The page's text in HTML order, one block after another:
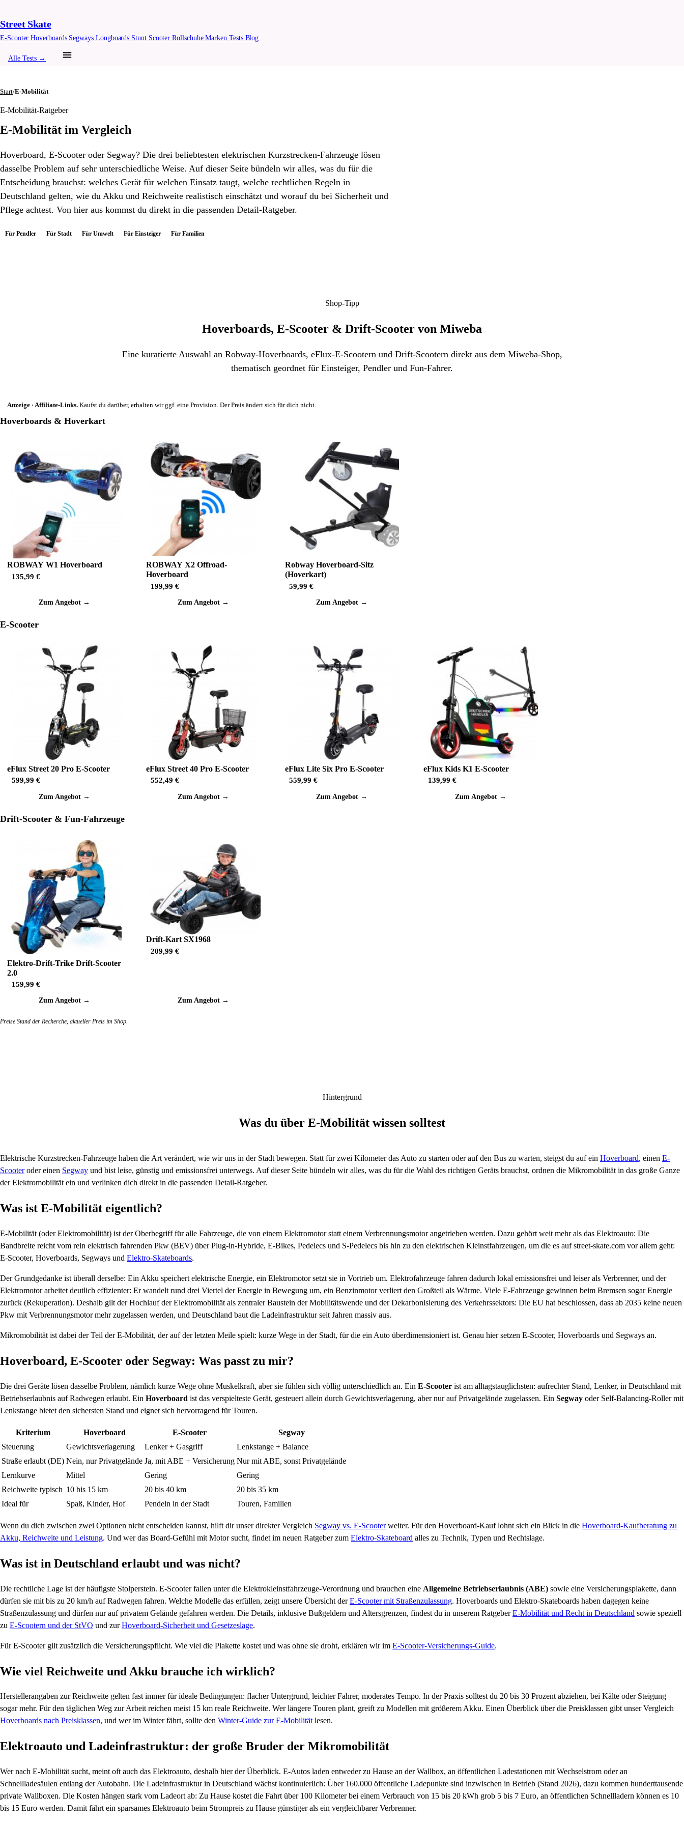
Street Skate
E-ScooterHoverboards Segways Longboards Stunt ScooterRollschuheMarken Tests Blog
Alle Tests →
Start/E-Mobilität
E-Mobilität-Ratgeber
E-Mobilität im Vergleich
Hoverboard, E-Scooter oder Segway? Die drei beliebtesten elektrischen Kurzstrecken-Fahrzeuge lösen
dasselbe Problem auf sehr unterschiedliche Weise. Auf dieser Seite bündeln wir alles, was du für die
Entscheidung brauchst: welches Gerät für welchen Einsatz taugt, welche rechtlichen Regeln in
Deutschland gelten, wie du Akku und Reichweite realistisch einschätzt und worauf du bei Sicherheit und
Pflege achtest. Von hier aus kommst du direkt in die passenden Detail-Ratgeber.
Für Pendler Für Stadt Für Umwelt Für Einsteiger Für Familien
Shop-Tipp
Hoverboards, E-Scooter & Drift-Scooter von Miweba
Eine kuratierte Auswahl an Robway-Hoverboards, eFlux-E-Scootern und Drift-Scootern direkt aus dem Miweba-Shop,
thematisch geordnet für Einsteiger, Pendler und Fun-Fahrer.
Anzeige · Affiliate-Links. Kaufst du darüber, erhalten wir ggf. eine Provision. Der Preis ändert sich für dich nicht.
Hoverboards & Hoverkart
ROBWAY W1 Hoverboard
135,99 €
Zum Angebot →
ROBWAY X2 Offroad-
Hoverboard
199,99 €
Zum Angebot →
Robway Hoverboard-Sitz
(Hoverkart)
59,99 €
Zum Angebot →
E-Scooter
eFlux Street 20 Pro E-Scooter
599,99 €
Zum Angebot →
eFlux Street 40 Pro E-Scooter
552,49 €
Zum Angebot →
eFlux Lite Six Pro E-Scooter
559,99 €
Zum Angebot →
eFlux Kids K1 E-Scooter
139,99 €
Zum Angebot →
Drift-Scooter & Fun-Fahrzeuge
Elektro-Drift-Trike Drift-Scooter
2.0
159,99 €
Zum Angebot →
Drift-Kart SX1968
209,99 €
Zum Angebot →
Preise Stand der Recherche, aktueller Preis im Shop.
Hintergrund
Was du über E-Mobilität wissen solltest
Elektrische Kurzstrecken-Fahrzeuge haben die Art verändert, wie wir uns in der Stadt bewegen. Statt für zwei Kilometer das Auto zu starten oder auf den Bus zu warten, steigst du auf ein Hoverboard, einen E-
Scooteroder einen Segway und bist leise, günstig und emissionsfrei unterwegs. Auf dieser Seite bündeln wir alles, was du für die Wahl des richtigen Geräts brauchst, ordnen die Mikromobilität in das große Ganze
der Elektromobilität ein und verlinken dich direkt in die passenden Detail-Ratgeber.
Was ist E-Mobilität eigentlich?
E-Mobilität (oder Elektromobilität) ist der Oberbegriff für alle Fahrzeuge, die von einem Elektromotor statt einem Verbrennungsmotor angetrieben werden. Dazu gehört weit mehr als das Elektroauto: Die
Bandbreite reicht vom rein elektrisch fahrenden Pkw (BEV) über Plug-in-Hybride, E-Bikes, Pedelecs und S-Pedelecs bis hin zu den elektrischen Kleinstfahrzeugen, um die es auf street-skate.com vor allem geht:
E-Scooter, Hoverboards, Segways und Elektro-Skateboards.
Der Grundgedanke ist überall derselbe: Ein Akku speichert elektrische Energie, ein Elektromotor setzt sie in Vortrieb um. Elektrofahrzeuge fahren dadurch lokal emissionsfrei und leiser als Verbrenner, und der
Elektromotor arbeitet deutlich effizienter: Er wandelt rund drei Viertel der Energie in Bewegung um, ein Benzinmotor verliert den Großteil als Wärme. Viele E-Fahrzeuge gewinnen beim Bremsen sogar Energie
zurück (Rekuperation). Deshalb gilt der Hochlauf der Elektromobilität als zentraler Baustein der Mobilitätswende und der Dekarbonisierung des Verkehrssektors: Die EU hat beschlossen, dass ab 2035 keine neuen
Pkw mit Verbrennungsmotor mehr zugelassen werden, und Deutschland baut die Ladeinfrastruktur seit Jahren massiv aus.
Mikromobilität ist dabei der Teil der E-Mobilität, der auf der letzten Meile spielt: kurze Wege in der Stadt, für die ein Auto überdimensioniert ist. Genau hier setzen E-Scooter, Hoverboards und Segways an.
Hoverboard, E-Scooter oder Segway: Was passt zu mir?
Die drei Geräte lösen dasselbe Problem, nämlich kurze Wege ohne Muskelkraft, aber sie fühlen sich völlig unterschiedlich an. Ein E-Scooter ist am alltagstauglichsten: aufrechter Stand, Lenker, in Deutschland mit
Betriebserlaubnis auf Radwegen erlaubt. Ein Hoverboard ist das verspielteste Gerät, gesteuert allein durch Gewichtsverlagerung, aber nur auf Privatgelände zugelassen. Ein Segway oder Self-Balancing-Roller mit
Lenkstange bietet den sichersten Stand und eignet sich hervorragend für Touren.
Kriterium Hoverboard E-Scooter
Segway
Steuerung
Gewichtsverlagerung Lenker + Gasgriff
Lenkstange + Balance
Straße erlaubt (DE) Nein, nur Privatgelände Ja, mit ABE + Versicherung Nur mit ABE, sonst Privatgelände
Lernkurve
Mittel Gering
Gering
Reichweite typisch 10 bis 15 km 20 bis 40 km
20 bis 35 km
Ideal für
Spaß, Kinder, Hof Pendeln in der Stadt Touren, Familien
Wenn du dich zwischen zwei Optionen nicht entscheiden kannst, hilft dir unser direkter Vergleich Segway vs. E-Scooterweiter. Für den Hoverboard-Kauf lohnt sich ein Blick in die Hoverboard-Kaufberatung zu
Akku, Reichweite und Leistung. Und wer das Board-Gefühl mit Motor sucht, findet im neuen Ratgeber zum Elektro-Skateboard alles zu Technik, Typen und Rechtslage.
Was ist in Deutschland erlaubt und was nicht?
Die rechtliche Lage ist der häufigste Stolperstein. E-Scooter fallen unter die Elektrokleinstfahrzeuge-Verordnung und brauchen eine Allgemeine Betriebserlaubnis (ABE) sowie eine Versicherungsplakette, dann
dürfen sie mit bis zu 20 km/h auf Radwegen fahren. Welche Modelle das erfüllen, zeigt unsere Übersicht derE-Scooter mit Straßenzulassung. Hoverboards und Elektro-Skateboards haben dagegen keine
Straßenzulassung und dürfen nur auf privatem Gelände gefahren werden. Die Details, inklusive Bußgeldern und Altersgrenzen, findest du in unserem RatgeberE-Mobilität und Recht in Deutschland sowie speziell
zu E-Scootern und der StVO und zurHoverboard-Sicherheit und Gesetzeslage.
Für E-Scooter gilt zusätzlich die Versicherungspflicht. Wie viel die Plakette kostet und was ohne sie droht, erklären wir im E-Scooter-Versicherungs-Guide.
Wie viel Reichweite und Akku brauche ich wirklich?
Herstellerangaben zur Reichweite gelten fast immer für ideale Bedingungen: flacher Untergrund, leichter Fahrer, moderates Tempo. In der Praxis solltest du 20 bis 30 Prozent abziehen, bei Kälte oder Steigung
sogar mehr. Für den täglichen Weg zur Arbeit reichen meist 15 km reale Reichweite. Wer längere Touren plant, greift zu Modellen mit größerem Akku. Einen Überblick über die Preisklassen gibt unser Vergleich
Hoverboards nach Preisklassen, und wer im Winter fährt, sollte den Winter-Guide zur E-Mobilitätlesen.
Elektroauto und Ladeinfrastruktur: der große Bruder der Mikromobilität
Wer nach E-Mobilität sucht, meint oft auch das Elektroauto, deshalb hier der Überblick. E-Autos laden entweder zu Hause an der Wallbox, an öffentlichen Ladestationen mit Wechselstrom oder an
Schnellladesäulen entlang der Autobahn. Die Ladeinfrastruktur in Deutschland wächst kontinuierlich: Über 160.000 öffentliche Ladepunkte sind inzwischen in Betrieb (Stand 2026), dazu kommen hunderttausende
private Wallboxen. Die Kosten hängen stark vom Ladeort ab: Zu Hause kostet die Fahrt über 100 Kilometer bei einem Verbrauch von 15 bis 20 kWh grob 5 bis 7 Euro, an öffentlichen Schnellladern können es 10
bis 15 Euro werden. Damit fährt ein sparsames Elektroauto beim Strompreis zu Hause günstiger als ein vergleichbarer Verbrenner.